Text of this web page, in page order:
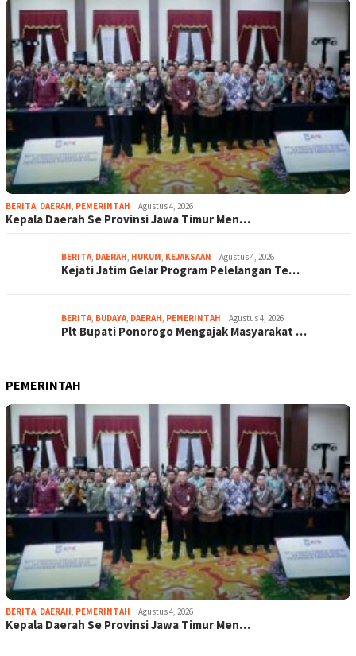
BERITA, DAERAH, PEMERINTAH Agustus 4, 2026
Kepala Daerah Se Provinsi Jawa Timur Men…
BERITA, DAERAH, HUKUM, KEJAKSAAN Agustus 4, 2026
Kejati Jatim Gelar Program Pelelangan Te…
BERITA, BUDAYA, DAERAH, PEMERINTAH Agustus 4, 2026
Plt Bupati Ponorogo Mengajak Masyarakat …
PEMERINTAH
BERITA, DAERAH, PEMERINTAH Agustus 4, 2026
Kepala Daerah Se Provinsi Jawa Timur Men…